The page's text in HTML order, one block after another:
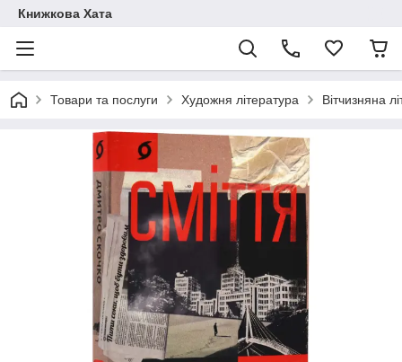
Книжкова Хата
Товари та послуги Художня література Вітчизняна